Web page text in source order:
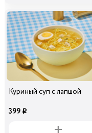
Куриный суп с лапшой
399 i